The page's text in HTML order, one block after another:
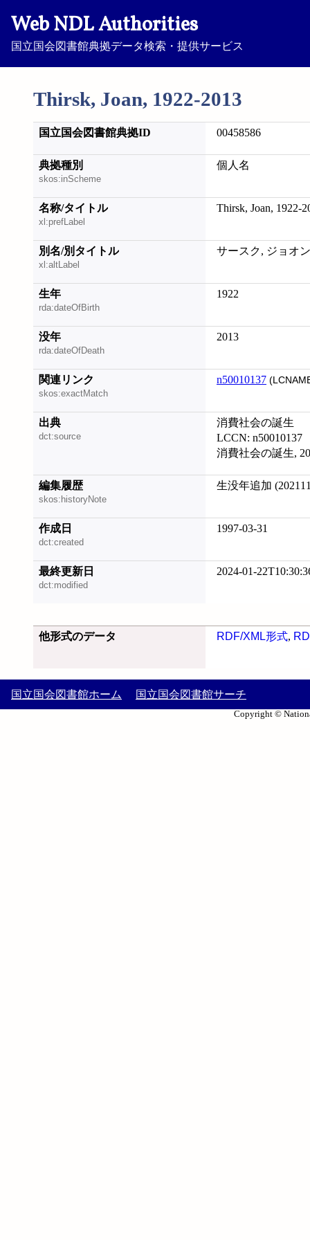
Web NDL Authorities
国立国会図書館典拠データ検索・提供サービス
Thirsk, Joan, 1922-2013
国立国会図書館典拠ID 00458586
典拠種別
skos:inScheme
個人名
名称/タイトル
xl:prefLabel
Thirsk, Joan, 1922-
別名/別タイトル
xl:altLabel
サースク, ジョオン
生年
rda:dateOfBirth
1922
没年
rda:dateOfDeath
2013
関連リンク
skos:exactMatch
n50010137
出典
dct:source
消費社会の誕生
LCCN: n50010137
消費社会の誕生,
編集履歴
skos:historyNote
生没年追加
作成日
dct:created
1997-03-31
最終更新日
dct:modified
2024-01-
他形式のデータ RDF/XML形式,
国立国会図書館ホーム 国立国会図書館サーチ
Copyright ©